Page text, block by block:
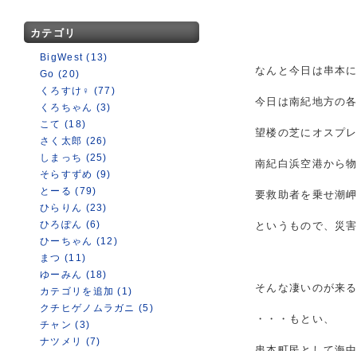
カテゴリ
BigWest (13)
Go (20)
くろすけ♀ (77)
くろちゃん (3)
こて (18)
さく太郎 (26)
しまっち (25)
そらすずめ (9)
とーる (79)
ひらりん (23)
ひろぽん (6)
ひーちゃん (12)
まつ (11)
ゆーみん (18)
カテゴリを追加 (1)
クチヒゲノムラガニ (5)
チャン (3)
ナツメリ (7)
なんと今日は串本
今日は南紀地方の
望楼の芝にオスプ
南紀白浜空港から
要救助者を乗せ潮
というもので、災
そんな凄いのが来
・・・もとい、